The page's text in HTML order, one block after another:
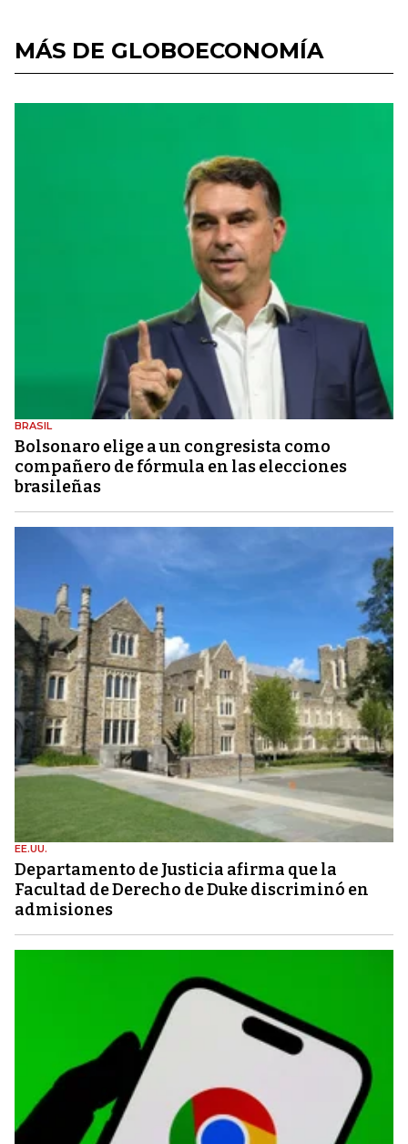
MÁS DE GLOBOECONOMÍA
BRASIL
Bolsonaro elige a un congresista como
compañero de fórmula en las elecciones
brasileñas
EE.UU.
Departamento de Justicia afirma que la
Facultad de Derecho de Duke discriminó en
admisiones